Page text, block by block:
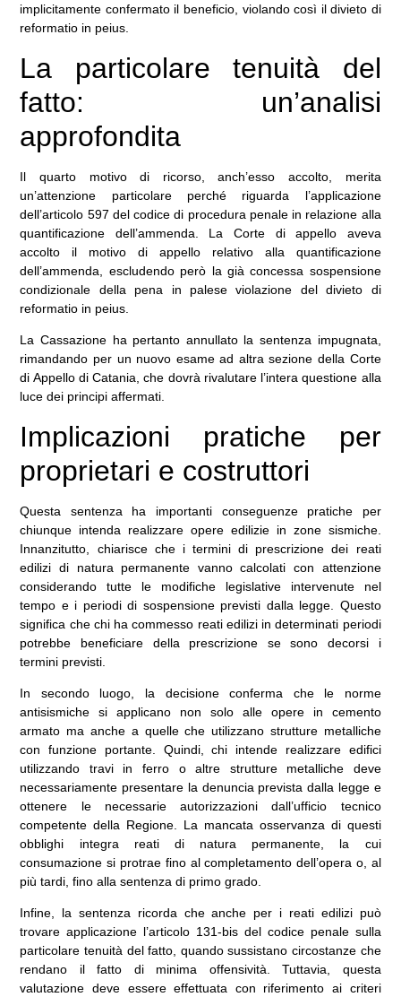
implicitamente confermato il beneficio, violando così il divieto di
reformatio in peius.
La particolare tenuità del
fatto: un’analisi
approfondita
Il quarto motivo di ricorso, anch’esso accolto, merita
un’attenzione particolare perché riguarda l’applicazione
dell’articolo 597 del codice di procedura penale in relazione alla
quantificazione dell’ammenda. La Corte di appello aveva
accolto il motivo di appello relativo alla quantificazione
dell’ammenda, escludendo però la già concessa sospensione
condizionale della pena in palese violazione del divieto di
reformatio in peius.
La Cassazione ha pertanto annullato la sentenza impugnata,
rimandando per un nuovo esame ad altra sezione della Corte
di Appello di Catania, che dovrà rivalutare l’intera questione alla
luce dei principi affermati.
Implicazioni pratiche per
proprietari e costruttori
Questa sentenza ha importanti conseguenze pratiche per
chiunque intenda realizzare opere edilizie in zone sismiche.
Innanzitutto, chiarisce che i termini di prescrizione dei reati
edilizi di natura permanente vanno calcolati con attenzione
considerando tutte le modifiche legislative intervenute nel
tempo e i periodi di sospensione previsti dalla legge. Questo
significa che chi ha commesso reati edilizi in determinati periodi
potrebbe beneficiare della prescrizione se sono decorsi i
termini previsti.
In secondo luogo, la decisione conferma che le norme
antisismiche si applicano non solo alle opere in cemento
armato ma anche a quelle che utilizzano strutture metalliche
con funzione portante. Quindi, chi intende realizzare edifici
utilizzando travi in ferro o altre strutture metalliche deve
necessariamente presentare la denuncia prevista dalla legge e
ottenere le necessarie autorizzazioni dall’ufficio tecnico
competente della Regione. La mancata osservanza di questi
obblighi integra reati di natura permanente, la cui
consumazione si protrae fino al completamento dell’opera o, al
più tardi, fino alla sentenza di primo grado.
Infine, la sentenza ricorda che anche per i reati edilizi può
trovare applicazione l’articolo 131-bis del codice penale sulla
particolare tenuità del fatto, quando sussistano circostanze che
rendano il fatto di minima offensività. Tuttavia, questa
valutazione deve essere effettuata con riferimento ai criteri